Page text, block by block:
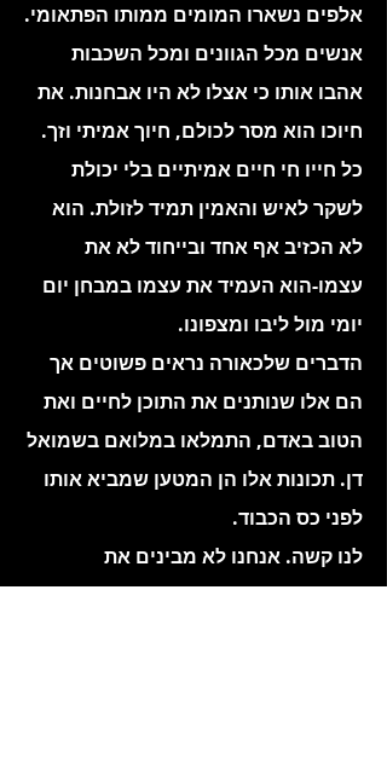
אלפים נשארו המומים ממותו הפתאומי.
אנשים מכל הגוונים ומכל השכבות
אהבו אותו כי אצלו לא היו אבחנות. את
חיוכו הוא מסר לכולם, חיוך אמיתי וזך.
כל חייו חי חיים אמיתיים בלי יכולת
לשקר לאיש והאמין תמיד לזולת. הוא
לא הכזיב אף אחד ובייחוד לא את
עצמו-הוא העמיד את עצמו במבחן יום
יומי מול ליבו ומצפונו.
הדברים שלכאורה נראים פשוטים אך
הם אלו שנותנים את התוכן לחיים ואת
הטוב באדם, התמלאו במלואם בשמואל
דן. תכונות אלו הן המטען שמביא אותו
לפני כס הכבוד.
לנו קשה. אנחנו לא מבינים את
המעשים של הקדוש ברוך הוא אבל